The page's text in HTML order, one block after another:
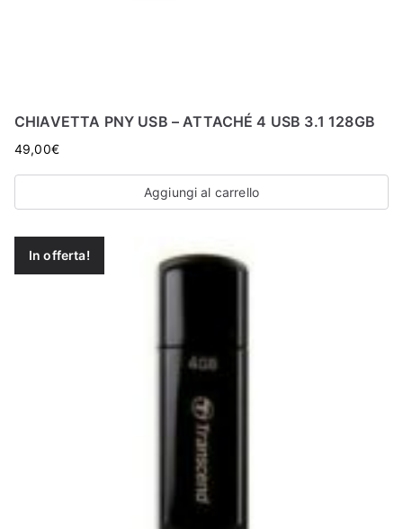
CHIAVETTA PNY USB – ATTACHÉ 4 USB 3.1 128GB
49,00€
Aggiungi al carrello
In offerta!